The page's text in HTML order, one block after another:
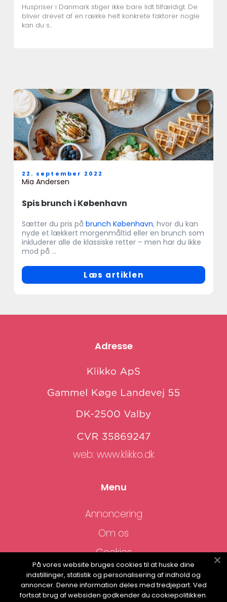
Huspriser i Danmark stiger ikke bare lidt tilfældigt. De
bliver drevet af en række helt konkrete faktorer nogle
kan du s...
Spis brunch i København
22. september 2022
Mia Andersen
Sætter du pris på brunch København, hvor du kan
nyde et lækkert morgenmåltid eller en brunch som
inkluderer alle de klassiske retter – men har du ikke
mod på ...
Læs artiklen
Adresse
web: www.klikko.dk
Menu
Annoncering
Om os
Cookies
Kontakt os
Sitemap
På vores website bruges cookies til at huske dine
indstillinger, statistik og personalisering af indhold og
annoncer. Denne information deles med tredjepart. Ved
fortsat brug af websiden godkender du cookiepolitikken.